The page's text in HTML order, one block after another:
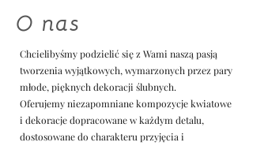
O nas
Chcielibyśmy podzielić się z Wami naszą pasją
tworzenia wyjątkowych, wymarzonych przez pary
młode, pięknych dekoracji ślubnych.
Oferujemy niezapomniane kompozycje kwiatowe
i dekoracje dopracowane w każdym detalu,
dostosowane do charakteru przyjęcia i